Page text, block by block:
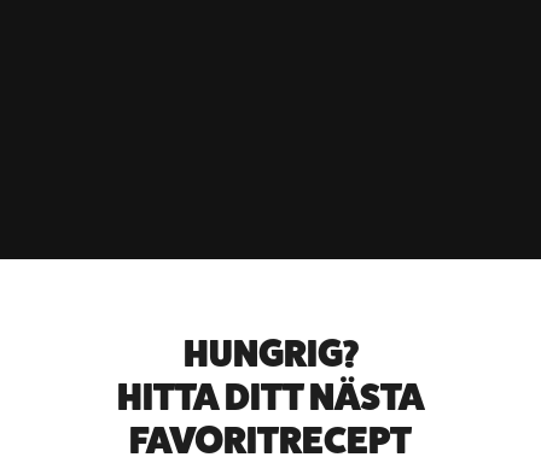
HUNGRIG?
HITTA DITT NÄSTA
FAVORITRECEPT